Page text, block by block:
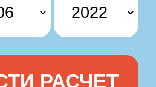
РАСЧЕТ